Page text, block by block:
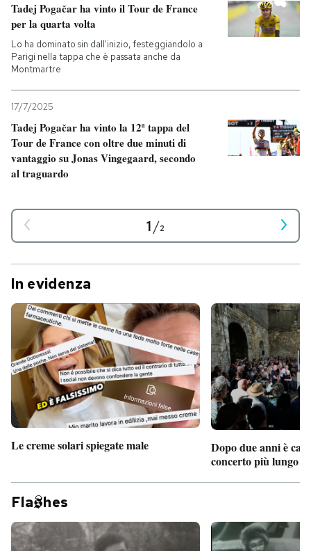
Tadej Pogačar ha vinto il Tour de France
per la quarta volta
Lo ha dominato sin dall'inizio, festeggiandolo a
Parigi nella tappa che è passata anche da
Montmartre
17/7/2025
Tadej Pogačar ha vinto la 12ª tappa del
Tour de France con oltre due minuti di
vantaggio su Jonas Vingegaard, secondo
al traguardo
1/2
In evidenza
Le creme solari spiegate male
Dopo due anni è
concerto più lungo
Fla hes